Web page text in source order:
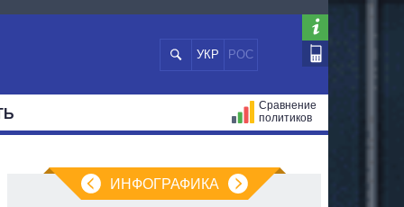
УКР РОС
Сравнение
политиков
ИНФОГРАФИКА